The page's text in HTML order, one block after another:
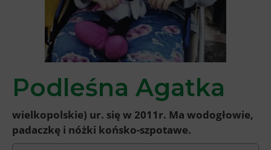
Podleśna Agatka
wielkopolskie) ur. się w 2011r. Ma wodogłowie,
padaczkę i nóżki końsko-szpotawe.